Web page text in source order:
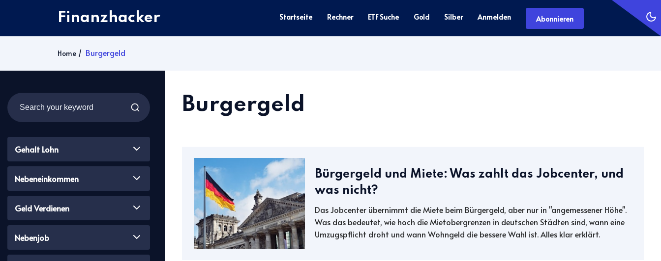
Finanzhacker Startseite Rechner ETF Suche Gold Silber Anmelden Abonnieren
Home Burgergeld
Gehalt Lohn
Nebeneinkommen
Geld Verdienen
Nebenjob
Burgergeld
Bürgergeld und Miete: Was zahlt das Jobcenter, und
was nicht?
Das Jobcenter übernimmt die Miete beim Bürgergeld, aber nur in "angemessener Höhe".
Was das bedeutet, wie hoch die Mietobergrenzen in deutschen Städten sind, wann eine
Umzugspflicht droht und wann Wohngeld die bessere Wahl ist. Alles klar erklärt.